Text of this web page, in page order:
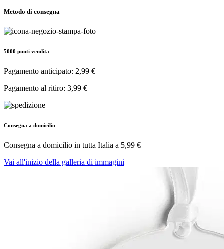
Metodo di consegna
5000 punti vendita
Pagamento anticipato: 2,99 €
Pagamento al ritiro: 3,99 €
Consegna a domicilio
Consegna a domicilio in tutta Italia a 5,99 €
Vai all'inizio della galleria di immagini